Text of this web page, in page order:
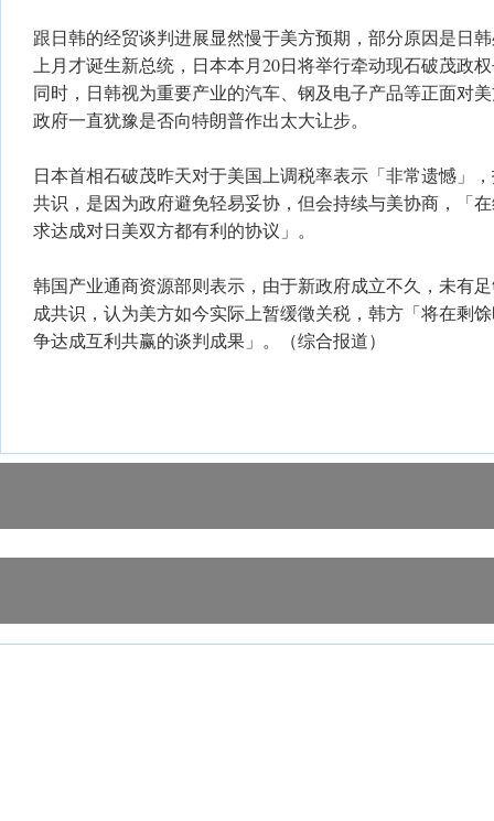
跟日韩的经贸谈判进展显然慢于美方预期，部分原因是日
上月才诞生新总统，日本本月20日将举行牵动现石破茂政
同时，日韩视为重要产业的汽车、钢及电子产品等正面对
政府一直犹豫是否向特朗普作出太大让步。
日本首相石破茂昨天对于美国上调税率表示「非常遗憾」
共识，是因为政府避免轻易妥协，但会持续与美协商，「
求达成对日美双方都有利的协议」。
韩国产业通商资源部则表示，由于新政府成立不久，未有
成共识，认为美方如今实际上暂缓徵关税，韩方「将在剩
争达成互利共赢的谈判成果」。（综合报道）